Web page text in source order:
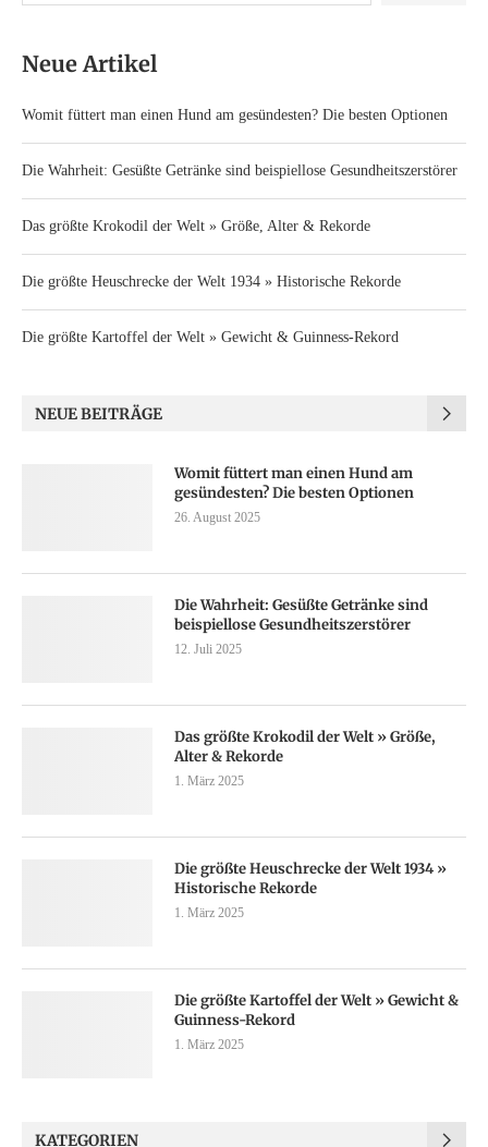
Neue Artikel
Womit füttert man einen Hund am gesündesten? Die besten Optionen
Die Wahrheit: Gesüßte Getränke sind beispiellose Gesundheitszerstörer
Das größte Krokodil der Welt » Größe, Alter & Rekorde
Die größte Heuschrecke der Welt 1934 » Historische Rekorde
Die größte Kartoffel der Welt » Gewicht & Guinness-Rekord
NEUE BEITRÄGE
Womit füttert man einen Hund am
gesündesten? Die besten Optionen
26. August 2025
Die Wahrheit: Gesüßte Getränke sind
beispiellose Gesundheitszerstörer
12. Juli 2025
Das größte Krokodil der Welt » Größe,
Alter & Rekorde
1. März 2025
Die größte Heuschrecke der Welt 1934 »
Historische Rekorde
1. März 2025
Die größte Kartoffel der Welt » Gewicht &
Guinness-Rekord
1. März 2025
KATEGORIEN